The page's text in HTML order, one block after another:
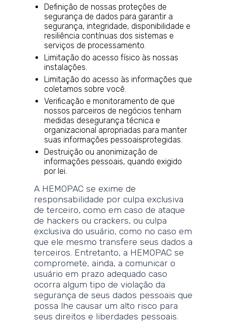
Definição de nossas proteções de
segurança de dados para garantir a
segurança, integridade, disponibilidade e
resiliência contínuas dos sistemas e
serviços de processamento.
Limitação do acesso físico às nossas
instalações.
Limitação do acesso às informações que
coletamos sobre você.
Verificação e monitoramento de que
nossos parceiros de negócios tenham
medidas desegurança técnica e
organizacional apropriadas para manter
suas informações pessoaisprotegidas.
Destruição ou anonimização de
informações pessoais, quando exigido
por lei.
A HEMOPAC se exime de
responsabilidade por culpa exclusiva
de terceiro, como em caso de ataque
de hackers ou crackers, ou culpa
exclusiva do usuário, como no caso em
que ele mesmo transfere seus dados a
terceiros. Entretanto, a HEMOPAC se
compromete, ainda, a comunicar o
usuário em prazo adequado caso
ocorra algum tipo de violação da
segurança de seus dados pessoais que
possa lhe causar um alto risco para
seus direitos e liberdades pessoais.